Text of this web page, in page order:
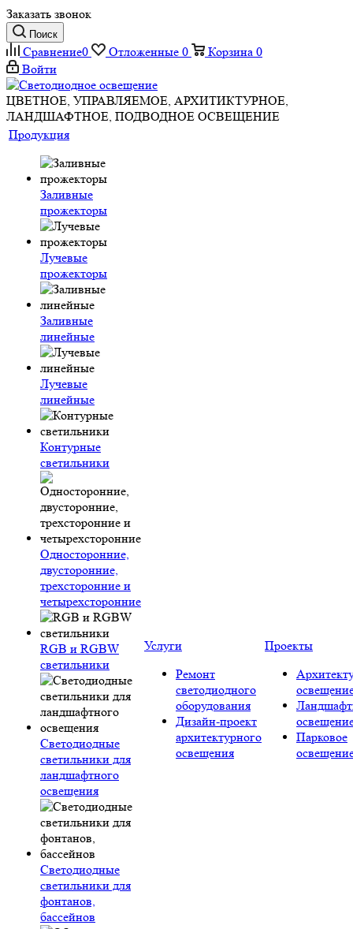
Заказать звонок
Поиск
Сравнение0 Отложенные 0 Корзина 0
Войти
ЦВЕТНОЕ, УПРАВЛЯЕМОЕ, АРХИТИКТУРНОЕ,
ЛАНДШАФТНОЕ, ПОДВОДНОЕ ОСВЕЩЕНИЕ
Продукция
Заливные
прожекторы
Лучевые
прожекторы
Заливные
линейные
Лучевые
линейные
Контурные
светильники
Односторонние,
двусторонние,
трехсторонние и
четырехсторонние
RGB и RGBW
светильники
Светодиодные
светильники для
ландшафтного
освещения
Светодиодные
светильники для
фонтанов,
бассейнов
Услуги
Ремонт
светодиодного
оборудования
Дизайн-проект
архитектурного
освещения
Проекты
Парковое